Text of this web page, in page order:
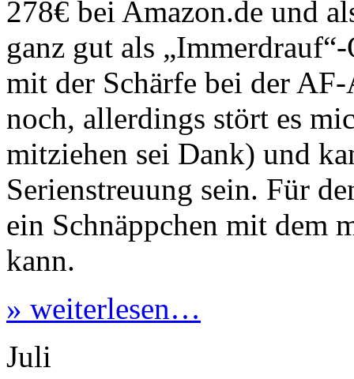
278€ bei Amazon.de und
ganz gut als
mit der Schärfe bei der
noch, allerdings stört es
mitziehen sei Dank) und
Serienstreuung sein. Für
ein Schnäppchen mit dem
kann.
» weiterlesen…
Juli